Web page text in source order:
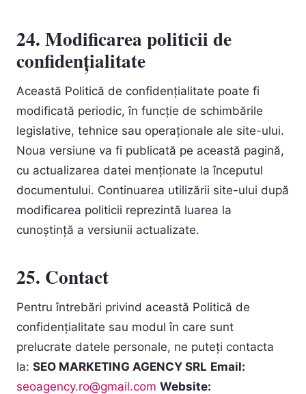
24. Modificarea politicii de
confidențialitate
Această Politică de confidențialitate poate fi
modificată periodic, în funcție de schimbările
legislative, tehnice sau operaționale ale site-ului.
Noua versiune va fi publicată pe această pagină,
cu actualizarea datei menționate la începutul
documentului. Continuarea utilizării site-ului după
modificarea politicii reprezintă luarea la
cunoștință a versiunii actualizate.
25. Contact
Pentru întrebări privind această Politică de
confidențialitate sau modul în care sunt
prelucrate datele personale, ne puteți contacta
la: SEO MARKETING AGENCY SRL Email:
seoagency.ro@gmail.com Website: